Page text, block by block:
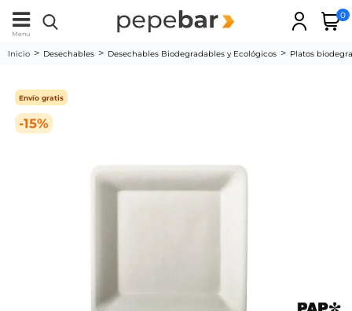
Menu
0
Inicio Desechables Desechables Biodegradables y Ecológicos Platos
-15%
Envío gratis